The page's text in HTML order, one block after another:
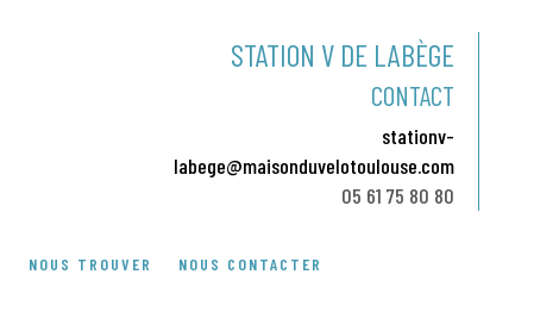
STATION V DE LABÈGE
CONTACT
stationv-
labege@maisonduvelotoulouse.com
05 61 75 80 80
NOUS TROUVER
NOUS CONTACTER